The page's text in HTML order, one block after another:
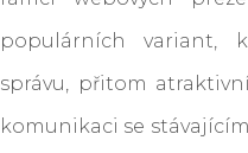
populárních variant,
správu, přitom
komunikaci se